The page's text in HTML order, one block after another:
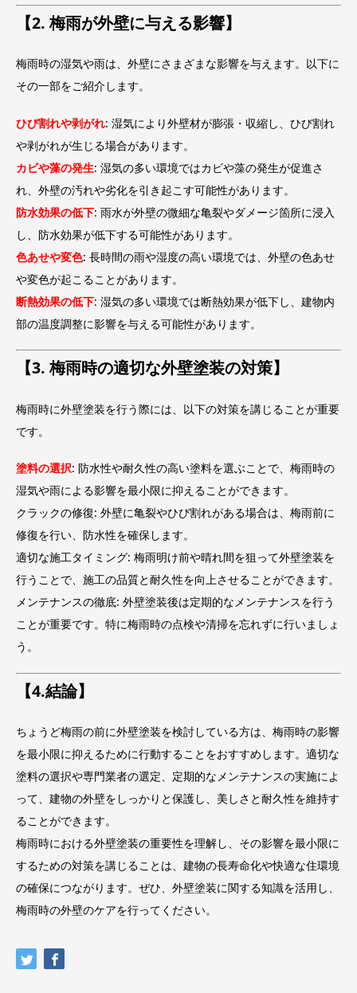
【2. 梅雨が外壁に与える影響】
梅雨時の湿気や雨は、外壁にさまざまな影響を与えます。以下に
その一部をご紹介します。
ひび割れや剥がれ: 湿気により外壁材が膨張・収縮し、ひび割れ
や剥がれが生じる場合があります。
カビや藻の発生: 湿気の多い環境ではカビや藻の発生が促進さ
れ、外壁の汚れや劣化を引き起こす可能性があります。
防水効果の低下: 雨水が外壁の微細な亀裂やダメージ箇所に浸入
し、防水効果が低下する可能性があります。
色あせや変色: 長時間の雨や湿度の高い環境では、外壁の色あせ
や変色が起こることがあります。
断熱効果の低下: 湿気の多い環境では断熱効果が低下し、建物内
部の温度調整に影響を与える可能性があります。
【3. 梅雨時の適切な外壁塗装の対策】
梅雨時に外壁塗装を行う際には、以下の対策を講じることが重要
です。
塗料の選択: 防水性や耐久性の高い塗料を選ぶことで、梅雨時の
湿気や雨による影響を最小限に抑えることができます。
クラックの修復: 外壁に亀裂やひび割れがある場合は、梅雨前に
修復を行い、防水性を確保します。
適切な施工タイミング: 梅雨明け前や晴れ間を狙って外壁塗装を
行うことで、施工の品質と耐久性を向上させることができます。
メンテナンスの徹底: 外壁塗装後は定期的なメンテナンスを行う
ことが重要です。特に梅雨時の点検や清掃を忘れずに行いましょ
う。
【4.結論】
ちょうど梅雨の前に外壁塗装を検討している方は、梅雨時の影響
を最小限に抑えるために行動することをおすすめします。適切な
塗料の選択や専門業者の選定、定期的なメンテナンスの実施によ
って、建物の外壁をしっかりと保護し、美しさと耐久性を維持す
ることができます。
梅雨時における外壁塗装の重要性を理解し、その影響を最小限に
するための対策を講じることは、建物の長寿命化や快適な住環境
の確保につながります。ぜひ、外壁塗装に関する知識を活用し、
梅雨時の外壁のケアを行ってください。